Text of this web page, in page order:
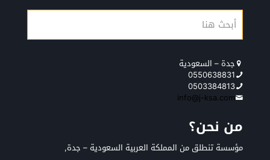
جدة – السعودية
0550638831
0503384813
info@j-ksa.com
من نحن؟
مؤسسة تنطلق من المملكة العربية السعودية – جدة,